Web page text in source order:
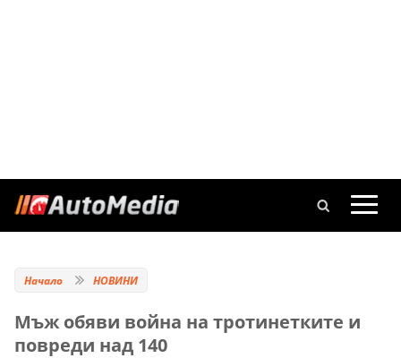
Начало НОВИНИ
Мъж обяви война на тротинетките и
повреди над 140